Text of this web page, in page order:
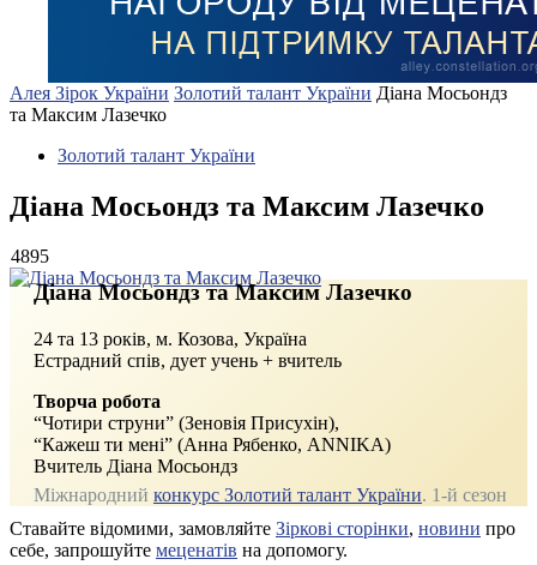
Алея Зірок України Золотий талант України Діана Мосьондз
та Максим Лазечко
Золотий талант України
Діана Мосьондз та Максим Лазечко
4895
Діана Мосьондз та Максим Лазечко
24 та 13 років, м. Козова, Україна
Естрадний спів, дует учень + вчитель
Творча робота
“Чотири струни” (Зеновія Присухін),
“Кажеш ти мені” (Анна Рябенко, ANNIKA)
Вчитель Діана Мосьондз
Міжнародний конкурс Золотий талант України. 1-й сезон
Ставайте відомими, замовляйте Зіркові сторінки, новини про
себе, запрошуйте меценатів на допомогу.